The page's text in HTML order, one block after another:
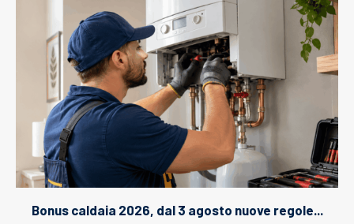
Bonus caldaia 2026, dal 3 agosto nuove regole...